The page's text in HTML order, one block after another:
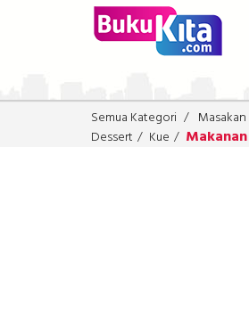
Semua Kategori
Dessert
Kue Makanan